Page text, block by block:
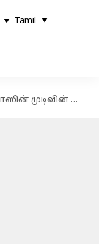
Tamil
போராளிகளை சரணடைய வலியுறுத்தும் இஸ்ரேல் பிரதமர்